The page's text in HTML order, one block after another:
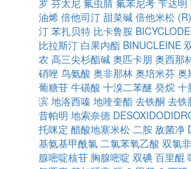
罗 芬太尼 氟虫腈 氟苯尼考 苄达明
油烯 倍他司汀 甜菜碱 倍他米松
汀 苯扎贝特 比卡鲁胺
比拉斯汀 白果内酯 BINUCLEINE
农 高三尖杉酯碱 奥匹卡朋 奥西那
硝唑 鸟氨酸 奥非那林 奥培米芬 奥
葡糖苷 牛磺酸 十溴二苯醚 癸烷 十
滨 地洛西嗪 地喹奎酯 去铁酮 去铁
昔帕明 地索奈德
托咪定 醋酸地塞米松 二胺 敌菌净
基氨基甲酰氯 二氯苯氧乙酸 双氯
腺嘧啶核苷 胸腺嘧啶 双碘 百里醌